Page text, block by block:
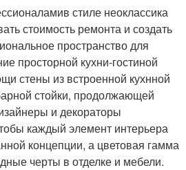
стиле неоклассика
стоимость ремонта и создать
пространство для
просторной кухни-гостиной
стены из встроенной кухнной
стойки, продолжающей
и декораторы
каждый элемент интерьера
концепции, а цветовая гамма
черты в отделке и мебели.